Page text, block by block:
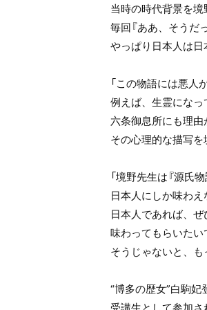
当時の時代背景を境
毎回『ああ、そうだ
やっぱり日本人は日
「この物語には悪人
例えば、生霊になっ
六条御息所にも理由
その心理的な描写を
「境野先生は『源氏
日本人にしか味わえ
日本人であれば、ぜ
味わってもらいたい
そうじゃないと、も
“博多の歴女”白駒妃